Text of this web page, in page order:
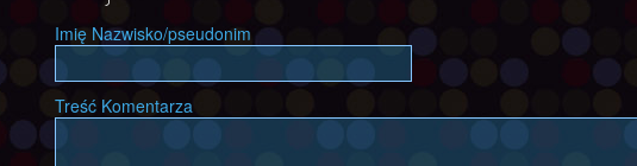
Imię Nazwisko/pseudonim
Treść Komentarza